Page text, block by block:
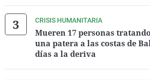
CRISIS HUMANITARIA
Mueren 17 personas
una patera a las costas de
días a la deriva